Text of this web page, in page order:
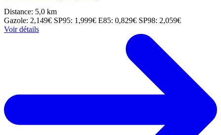
Distance: 5,0 km
Gazole: 2,149€ SP95: 1,999€ E85: 0,829€ SP98: 2,059€
Voir détails